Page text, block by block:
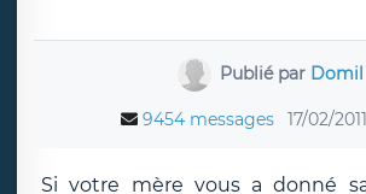
Publié par Domil
9454 messages 17/02/2011
Si votre mère vous a donné